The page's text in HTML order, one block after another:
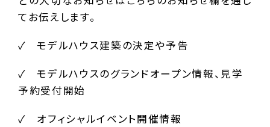
てお伝えします。
✓ モデルハウス建築の決定や予告
✓ モデルハウスのグランドオープン情報、見学
予約受付開始
✓ オフィシャルイベント開催情報